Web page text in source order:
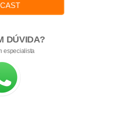
DÚVIDA?
especialista